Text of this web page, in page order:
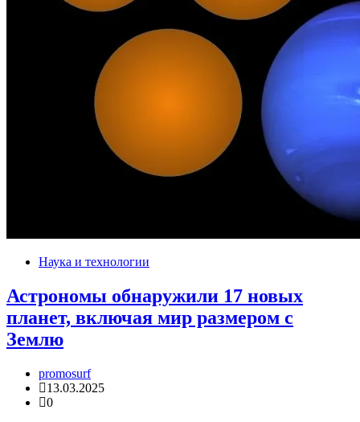
Наука и технологии
Астрономы обнаружили 17 новых
планет, включая мир размером с
Землю
promosurf
13.03.2025
0